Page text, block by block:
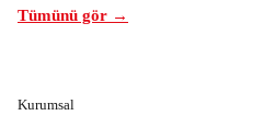
Tümünü gör →
Kurumsal